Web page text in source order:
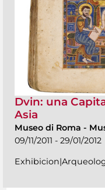
Dvin: una
Asia
Museo di Roma -
09/11/2011 - 29/01/2012